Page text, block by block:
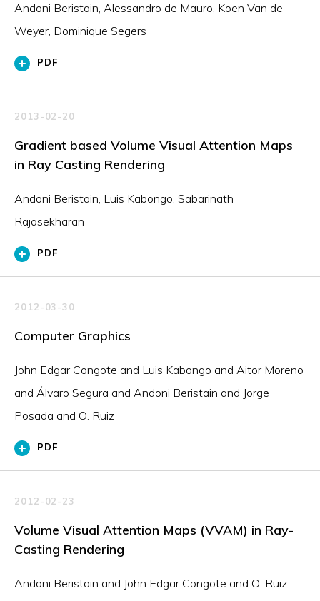
Andoni Beristain, Alessandro de Mauro, Koen Van de
Weyer, Dominique Segers
PDF
2013-02-20
Gradient based Volume Visual Attention Maps
in Ray Casting Rendering
Andoni Beristain, Luis Kabongo, Sabarinath
Rajasekharan
PDF
2012-03-30
Computer Graphics
John Edgar Congote and Luis Kabongo and Aitor Moreno
and Álvaro Segura and Andoni Beristain and Jorge
Posada and O. Ruiz
PDF
2012-02-23
Volume Visual Attention Maps (VVAM) in Ray-
Casting Rendering
Andoni Beristain and John Edgar Congote and O. Ruiz